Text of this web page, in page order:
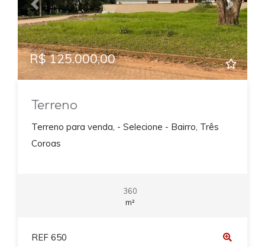
Previous Next
R$ 125.000,00
Terreno
Terreno para venda, - Selecione - Bairro, Três
Coroas
360
m²
REF 650